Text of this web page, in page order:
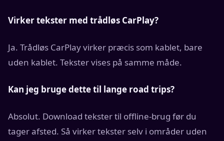
Virker tekster med trådløs CarPlay?
Ja. Trådløs CarPlay virker præcis som kablet, bare
uden kablet. Tekster vises på samme måde.
Kan jeg bruge dette til lange road trips?
Absolut. Download tekster til offline-brug før du
tager afsted. Så virker tekster selv i områder uden